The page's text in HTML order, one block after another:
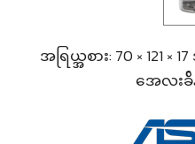
အရြယ္အစား: 70 ×
အေလးခ်ိ